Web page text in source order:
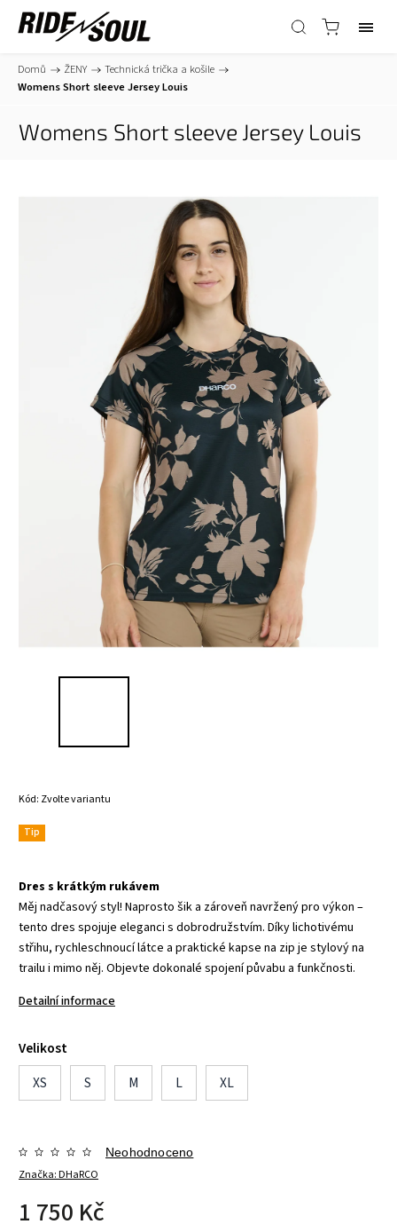
Domů / ŽENY / Technická trička a košile /
Womens Short sleeve Jersey Louis
Womens Short sleeve Jersey Louis
Kód: Zvolte variantu
Tip
Dres s krátkým rukávem
Měj nadčasový styl! Naprosto šik a zároveň navržený pro výkon –
tento dres spojuje eleganci s dobrodružstvím. Díky lichotivému
střihu, rychleschnoucí látce a praktické kapse na zip je stylový na
trailu i mimo něj. Objevte dokonalé spojení půvabu a funkčnosti.
Detailní informace
Velikost
XS
S M L XL
Značka:DHaRCO
Neohodnoceno
1 750 Kč